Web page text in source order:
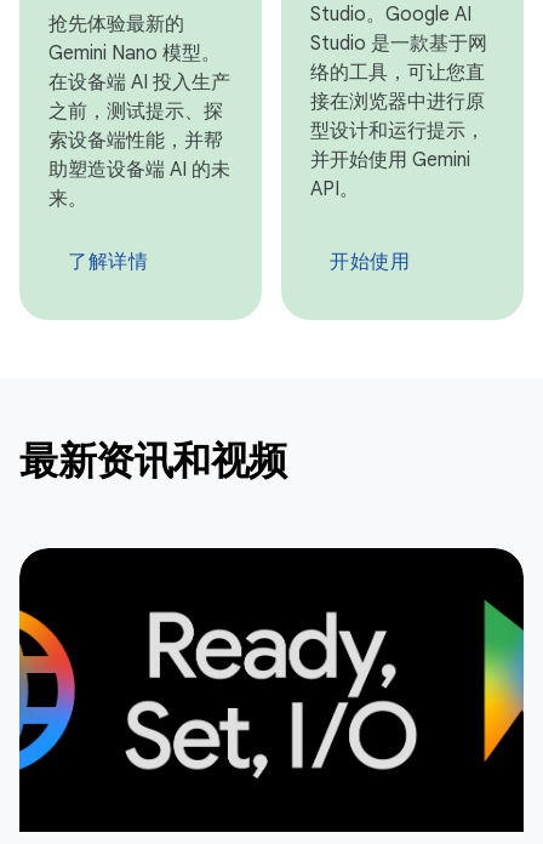
抢先体验最新的
Gemini Nano 模型。
在设备端 AI 投入生产
之前，测试提示、探
索设备端性能，并帮
助塑造设备端 AI 的未
来。
了解详情
Studio。Google AI
Studio 是一款基于网
络的工具，可让您直
接在浏览器中进行原
型设计和运行提示，
并开始使用 Gemini
API。
开始使用
最新资讯和视频